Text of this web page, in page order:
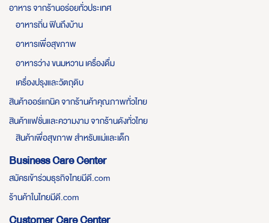
อาหาร จากร้านอร่อยทั่วประเทศ
อาหารถิ่น ฟินถึงบ้าน
อาหารเพื่อสุขภาพ
อาหารว่าง ขนมหวาน เครื่องดื่ม
เครื่องปรุงและวัตถุดิบ
สินค้าออร์แกนิค จากร้านค้าคุณภาพทั่วไทย
สินค้าแฟชั่นและความงาม จากร้านดังทั่วไทย
สินค้าเพื่อสุขภาพ สำหรับแม่และเด็ก
Business Care Center
สมัครเข้าร่วมธุรกิจไทยมีดี.com
ร้านค้าในไทยมีดี.com